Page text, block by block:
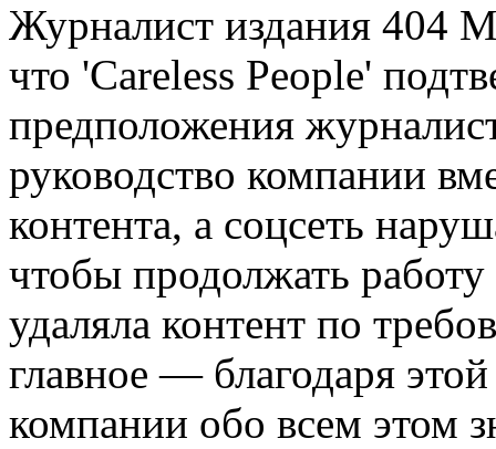
Журналист издания 404
что 'Careless People'
предположения
руководство компании
контента, а соцсеть
чтобы продолжать
удаляла контент по
главное — благодаря
компании обо всем этом